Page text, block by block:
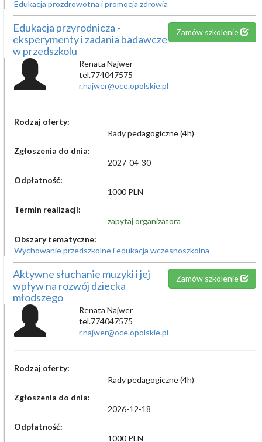
Edukacja prozdrowotna i promocja zdrowia
Edukacja przyrodnicza -
eksperymenty i zadania badawcze
w przedszkolu
Zamów szkolenie
Renata Najwer
tel.774047575
r.najwer@oce.opolskie.pl
Rodzaj oferty:
Rady pedagogiczne (4h)
Zgłoszenia do dnia:
2027-04-30
Odpłatność:
1000 PLN
Termin realizacji:
zapytaj organizatora
Obszary tematyczne:
Wychowanie przedszkolne i edukacja wczesnoszkolna
Aktywne słuchanie muzyki i jej
wpływ na rozwój dziecka
młodszego
Zamów szkolenie
Renata Najwer
tel.774047575
r.najwer@oce.opolskie.pl
Rodzaj oferty:
Rady pedagogiczne (4h)
Zgłoszenia do dnia:
2026-12-18
Odpłatność:
1000 PLN